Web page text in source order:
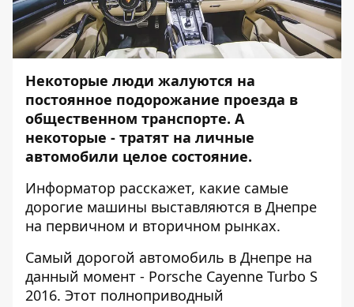
Некоторые люди жалуются на
постоянное подорожание проезда в
общественном транспорте. А
некоторые - тратят на личные
автомобили целое состояние.
Информатор расскажет, какие самые
дорогие машины выставляются в Днепре
на первичном и вторичном рынках.
Самый дорогой автомобиль в Днепре на
данный момент - Porsche Cayenne Turbo S
2016. Этот полноприводный